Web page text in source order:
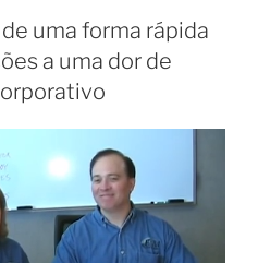
uma forma rápida
a uma dor de